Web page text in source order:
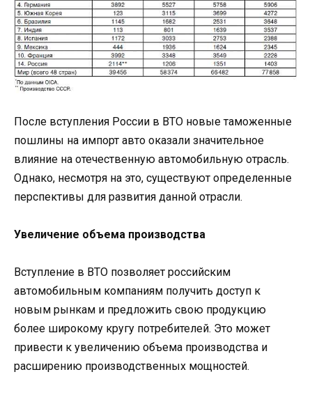
После вступления России в ВТО новые таможенные
пошлины на импорт авто оказали значительное
влияние на отечественную автомобильную отрасль.
Однако, несмотря на это, существуют определенные
перспективы для развития данной отрасли.
Увеличение объема производства
Вступление в ВТО позволяет российским
автомобильным компаниям получить доступ к
новым рынкам и предложить свою продукцию
более широкому кругу потребителей. Это может
привести к увеличению объема производства и
расширению производственных мощностей.